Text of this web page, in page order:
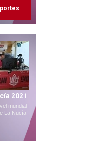
2021
mundial
La Nucía